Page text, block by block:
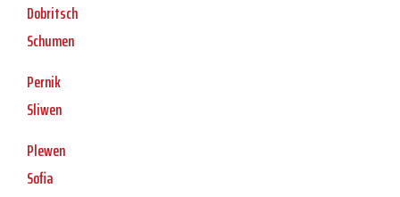
Dobritsch
Schumen
Pernik
Sliwen
Plewen
Sofia